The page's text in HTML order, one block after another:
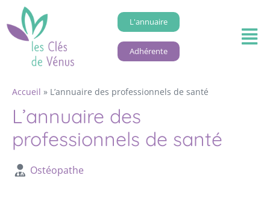
L'annuaire
Adhérente
Accueil » L’annuaire des professionnels de santé
L’annuaire des
professionnels de santé
Ostéopathe